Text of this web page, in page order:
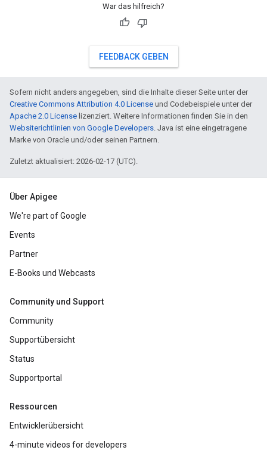
War das hilfreich?
FEEDBACK GEBEN
Sofern nicht anders angegeben, sind die Inhalte dieser Seite unter der
Creative Commons Attribution 4.0 License und Codebeispiele unter der
Apache 2.0 License lizenziert. Weitere Informationen finden Sie in den
Websiterichtlinien von Google Developers. Java ist eine eingetragene
Marke von Oracle und/oder seinen Partnern.
Zuletzt aktualisiert: 2026-02-17 (UTC).
Über Apigee
We're part of Google
Events
Partner
E-Books und Webcasts
Community und Support
Community
Supportübersicht
Status
Supportportal
Ressourcen
Entwicklerübersicht
4-minute videos for developers